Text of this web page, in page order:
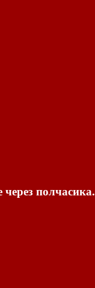
через полчасика.